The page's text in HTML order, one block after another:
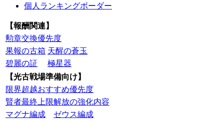
個人ランキングボーダー
【報酬関連】
勲章交換優先度
果報の古箱 天醒の蒼玉
碧麗の証
極星器
【光古戦場準備向け】
限界超越おすすめ優先度
賢者最終上限解放の強化内容
マグナ編成
ゼウス編成